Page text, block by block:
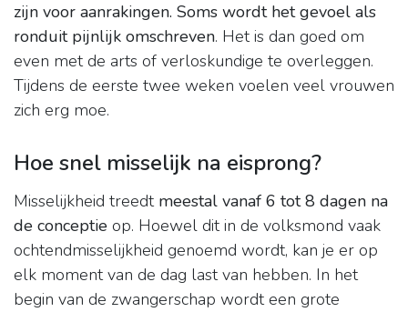
zijn voor aanrakingen. Soms wordt het gevoel als
ronduit pijnlijk omschreven. Het is dan goed om
even met de arts of verloskundige te overleggen.
Tijdens de eerste twee weken voelen veel vrouwen
zich erg moe.
Hoe snel misselijk na eisprong?
Misselijkheid treedt meestal vanaf 6 tot 8 dagen na
de conceptie op. Hoewel dit in de volksmond vaak
ochtendmisselijkheid genoemd wordt, kan je er op
elk moment van de dag last van hebben. In het
begin van de zwangerschap wordt een grote